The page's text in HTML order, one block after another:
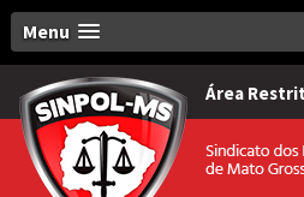
Menu
Área